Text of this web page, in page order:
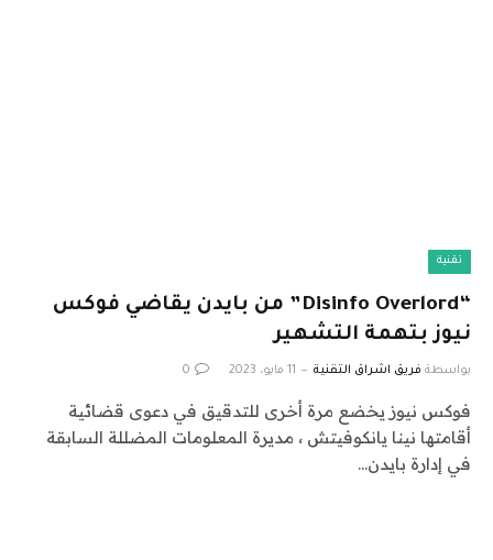
تقنية
“Disinfo Overlord” من بايدن يقاضي فوكس
نيوز بتهمة التشهير
بواسطة فريق اشراق التقنية 11 مايو، 2023 0
فوكس نيوز يخضع مرة أخرى للتدقيق في دعوى قضائية
أقامتها نينا يانكوفيتش ، مديرة المعلومات المضللة السابقة
في إدارة بايدن…